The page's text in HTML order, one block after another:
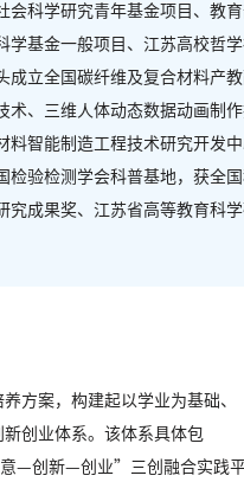
科学研究青年基金项目、教
基金一般项目、江苏高校
立全国碳纤维及复合材料
、三维人体动态数据动画制
智能制造工程技术研究开
验检测学会科普基地，获
成果奖、江苏省高等教育科
方案，构建起以学业为基础、
创业体系。该体系具体包
—创新—创业”三创融合实践